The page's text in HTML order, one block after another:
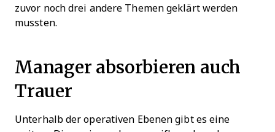
zuvor noch drei andere Themen geklärt werden
mussten.
Manager absorbieren auch
Trauer
Unterhalb der operativen Ebenen gibt es eine